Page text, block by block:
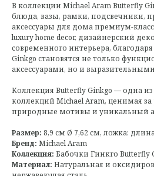
В коллекции Michael Aram Butterfly
блюда, вазы, рамки, подсвечники,
аксессуары для дома премиум-
luxury home decor, дизайнерский
современного интерьера,
Ginkgo становятся не только
аксессуарами, но и
Коллекция Butterfly Ginkgo — одна
коллекций Michael Aram, ценимая
природные мотивы и уникальный
Размер: 8,9 см Ø 7,62 см, ложка:
Бренд: Michael Aram
Коллекция: Бабочки Гинкго Butterfly
Материал: Натуральная и